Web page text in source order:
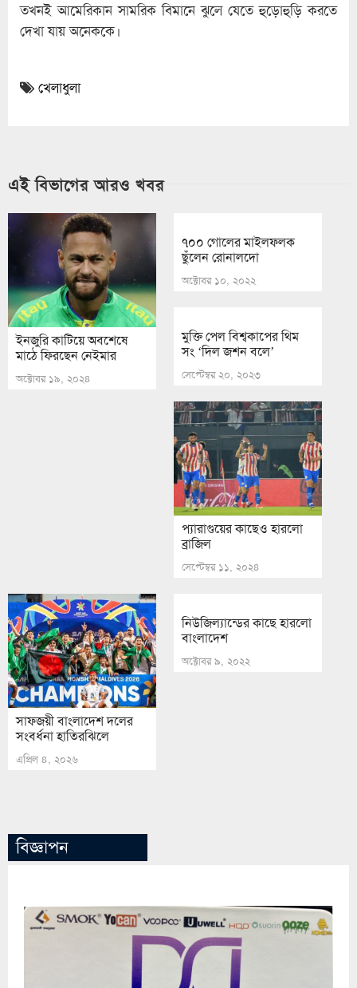
তখনই আমেরিকান সামরিক বিমানে ঝুলে যেতে হুড়োহুড়ি করতে
দেখা যায় অনেককে।
খেলাধুলা
এই বিভাগের আরও খবর
ইনজুরি কাটিয়ে অবশেষে
মাঠে ফিরছেন নেইমার
অক্টোবর ১৯, ২০২৪
৭০০ গোলের মাইলফলক
ছুঁলেন রোনালদো
অক্টোবর ১০, ২০২২
মুক্তি পেল বিশ্বকাপের থিম
সং ‘দিল জশন বলে’
সেপ্টেম্বর ২০, ২০২৩
প্যারাগুয়ের কাছেও হারলো
ব্রাজিল
সেপ্টেম্বর ১১, ২০২৪
সাফজয়ী বাংলাদেশ দলের
সংবর্ধনা হাতিরঝিলে
এপ্রিল ৪, ২০২৬
নিউজিল্যান্ডের কাছে হারলো
বাংলাদেশ
অক্টোবর ৯, ২০২২
বিজ্ঞাপন